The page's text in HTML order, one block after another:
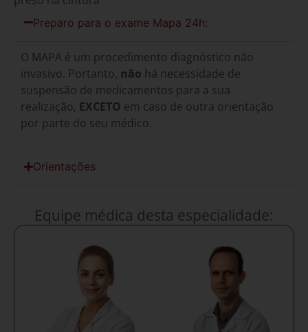
Preparo para o exame Mapa 24h:
O MAPA é um procedimento diagnóstico não
invasivo. Portanto, não há necessidade de
suspensão de medicamentos para a sua
realização, EXCETO em caso de outra orientação
por parte do seu médico.
Orientações
Equipe médica desta especialidade: